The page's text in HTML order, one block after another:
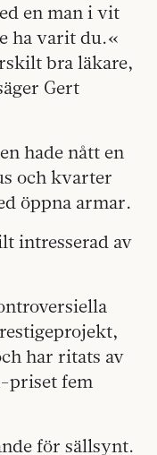
en man i vit
ha varit du.«
bra läkare,
Gert
hade nått en
och kvarter
öppna armar.
intresserad av
har ritats av
priset fem
för sällsynt.